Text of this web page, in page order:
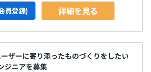
員登録) 詳細を見る
ーザーに寄り添ったものづくりをしたい
ジニアを募集